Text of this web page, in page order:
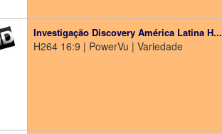
Investigação Discovery América Latina H...
H264 16:9 | PowerVu | Variedade